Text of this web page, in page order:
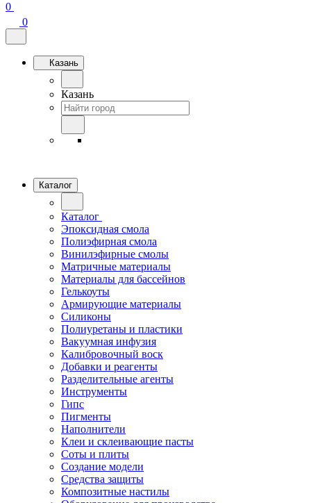
0
0
Казань
Казань
Каталог
Каталог
Эпоксидная смола
Полиэфирная смола
Винилэфирные смолы
Матричные материалы
Материалы для бассейнов
Гелькоуты
Армирующие материалы
Силиконы
Полиуретаны и пластики
Вакуумная инфузия
Калибровочный воск
Добавки и реагенты
Разделительные агенты
Инструменты
Гипс
Пигменты
Наполнители
Клеи и склеивающие пасты
Соты и плиты
Создание модели
Средства защиты
Композитные настилы